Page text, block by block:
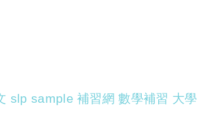
slp sample 補習網 數學補習 大學